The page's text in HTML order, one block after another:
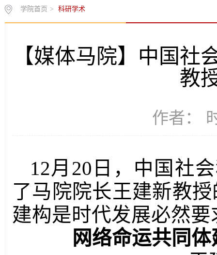
学院首页 > 科研学术
【媒体马院】中国社
教
作者：
12月20日，中国社
了马院院长王建新教
建构是时代发展必然
网络命运共同